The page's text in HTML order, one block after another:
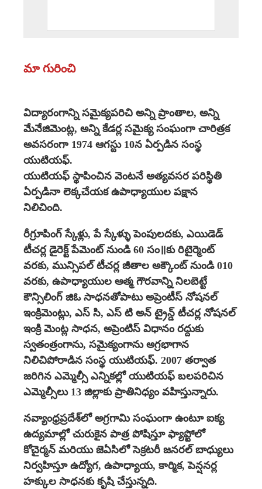
Reopening – Physical/Social
Rc.No.151/A&I/2020
Dated:#ApprovedDate#-
APUTF
Time to Time for
Reopening of Schools –
Memo.Rc.No.151/A&I/2020
Medical
Reimbursement Scheme
from 01.08.2020 to
31.07.2021 –
G.O.Rt.No.17-
Dt.11.01.2021 -APUTF
Samagra Shiksha –
Strengthening of
District Administration
– Operational
Guidelines –
G.O.Ms.No.2-
Dt.07.01.2021-APUTF
Employees Health
Scheme- Inclusion of
(46)Cancer Care
మా గురించి
విద్యారంగాన్ని సమైక్యపరిచి అన్ని ప్రాంతాల, అన్ని
మేనేజిమెంట్ల, అన్ని కేడర్ల సమైక్య సంఘంగా చారిత్రక
అవసరంగా 1974 ఆగస్టు 10న ఏర్పడిన సంస్థ
యుటియఫ్‌.
యుటియఫ్‌ స్థాపించిన వెంటనే అత్యవసర పరిస్థితి
ఏర్పడినా లెక్కచేయక ఉపాధ్యాయుల పక్షాన
నిలిచింది.
రీగ్రూపింగ్‌ స్కేళ్లు, పే స్కేళ్ళు పెంపులదకు, ఎయిడెడ్‌
టీచర్ల డైరెక్ట్‌ పేమెంట్‌ నుండి 60 సం॥కు రిటైర్మెంట్‌
వరకు, మున్సిపల్‌ టీచర్ల జీతాల అక్కౌంట్‌ నుండి 010
వరకు, ఉపాధ్యాయుల ఆత్మ గౌరవాన్ని నిలబెట్టే
కౌన్సిలింగ్‌ జిఓ సాధనతోపాటు అప్రెంటీస్‌ నోషనల్‌
ఇంక్రిమెంట్లు, ఎస్ సి, ఎస్ టి అన్ ట్రైన్డ్ టీచర్ల నోషనల్
ఇంక్రి మెంట్ల సాధన, అప్రెంటిస్‌ విధానం రద్దుకు
స్వతంత్రంగాను, సమైక్యంగాను అగ్రభాగాన
నిలిచిపోరాడిన సంస్థ యుటియఫ్‌. 2007 తర్వాత
జరిగిన ఎమ్మెల్సీ ఎన్నికల్లో యుటియఫ్‌ బలపరిచిన
ఎమ్మెల్సీలు 13 జిల్లాకు ప్రాతినిధ్యం వహిస్తున్నారు.
నవ్యాంధ్రప్రదేశ్‌లో అగ్రగామి సంఘంగా ఉంటూ ఐక్య
ఉద్యమాల్లో చురుకైన పాత్ర పోషిస్తూ ఫ్యాప్టోలో
కోచైర్మన్‌ మరియు జెఏసిలో సెక్రటరీ జనరల్‌ బాధ్యులు
నిర్వహిస్తూ ఉద్యోగ, ఉపాధ్యాయ, కార్మిక, పెన్షనర్ల
హక్కుల సాధనకు కృషి చేస్తున్నది.